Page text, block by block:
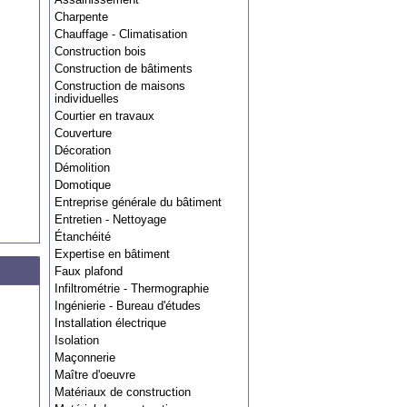
Charpente
Chauffage - Climatisation
Construction bois
Construction de bâtiments
Construction de maisons
individuelles
Courtier en travaux
Couverture
Décoration
Démolition
Domotique
Entreprise générale du bâtiment
Entretien - Nettoyage
Étanchéité
Expertise en bâtiment
Faux plafond
Infiltrométrie - Thermographie
Ingénierie - Bureau d'études
Installation électrique
Isolation
Maçonnerie
Maître d'oeuvre
Matériaux de construction